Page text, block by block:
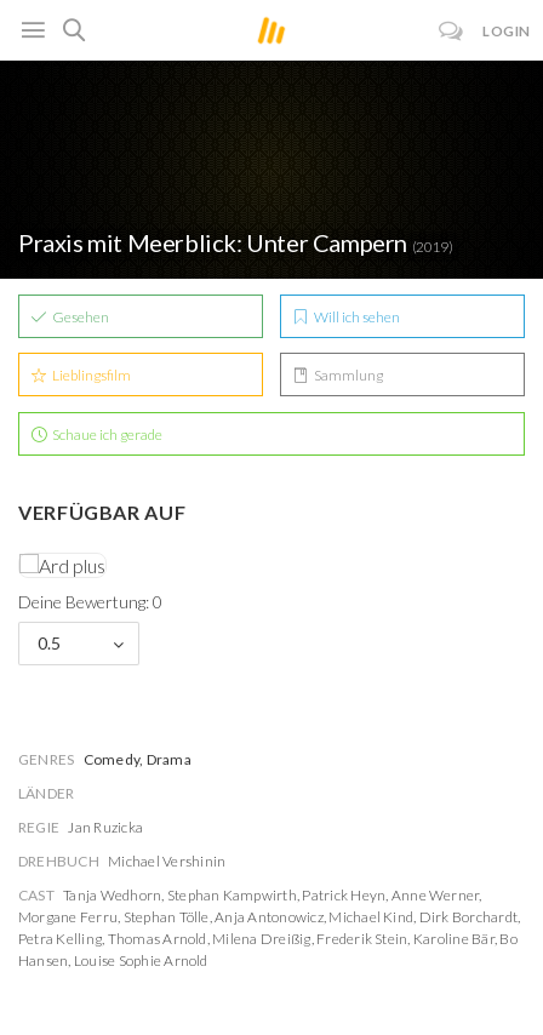
LOGIN
Praxis mit Meerblick: Unter Campern (2019)
Gesehen Will ich sehen
Lieblingsfilm Sammlung
Schaue ich gerade
VERFÜGBAR AUF
Deine Bewertung: 0
0.5
GENRES Comedy, Drama
LÄNDER
REGIE Jan Ruzicka
DREHBUCH Michael Vershinin
CAST Tanja Wedhorn, Stephan Kampwirth, Patrick Heyn, Anne Werner,
Morgane Ferru, Stephan Tölle,Anja Antonowicz, Michael Kind, Dirk Borchardt,
Petra Kelling, Thomas Arnold, Milena Dreißig, Frederik Stein, Karoline Bär, Bo
Hansen, Louise Sophie Arnold